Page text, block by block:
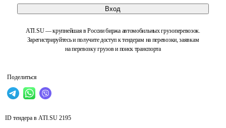
Вход
ATI.SU — крупнейшая в России биржа автомобильных грузоперевозок.
Зарегистрируйтесь и получите доступ к тендерам на перевозки, заявкам
на перевозку грузов и поиск транспорта
Поделиться
ID тендера в ATI.SU 2195